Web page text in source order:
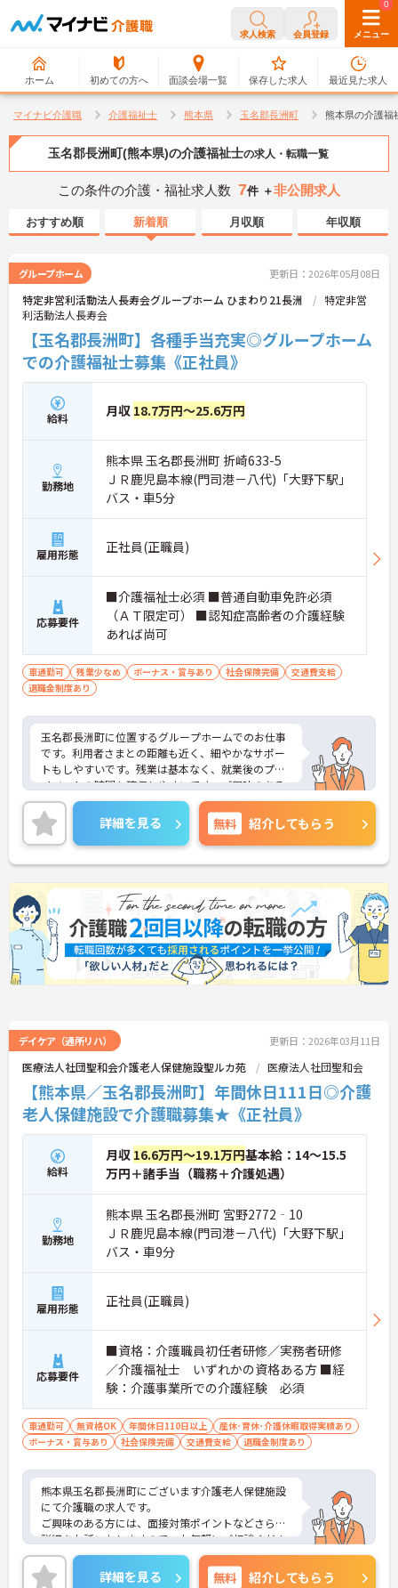
求人検索 会員登録 メニュー
ホーム 初めての方へ 面談会場一覧
0
保存した求人
0
最近見た求人
マイナビ介護職 介護福祉士 熊本県 玉名郡長洲町 熊本県の介護福
玉名郡長洲町(熊本県)の介護福祉士の求人・転職一覧
この条件の介護・福祉求人数 7件 ＋非公開求人
おすすめ順 新着順 月収順 年収順
グループホーム 更新日：2026年05月08日
特定非営利活動法人長寿会グループホーム ひまわり21長洲
特定非営
利活動法人長寿会
【玉名郡長洲町】各種手当充実◎グループホーム
での介護福祉士募集《正社員》
給料 月収 18.7万円～25.6万円
勤務地
熊本県 玉名郡長洲町 折崎633-5
ＪＲ鹿児島本線(門司港－八代)「大野下駅」
バス・車5分
雇用形態 正社員(正職員)
応募要件
■介護福祉士必須 ■普通自動車免許必須
（ＡＴ限定可） ■認知症高齢者の介護経験
あれば尚可
車通勤可 残業少なめ ボーナス・賞与あり 社会保険完備
交通費支給
退職金制度あり
玉名郡長洲町に位置するグループホームでのお仕事
です。利用者さまとの距離も近く、細やかなサポー
トもしやすいです。残業は基本なく、就業後のプラ
イベートの時間も確保しやすいです。ご興味のある
方には、面接対策ポイントなど、さらに詳細をお話
しいたしますのでお気軽にご相談ください！
詳細を見る 無料 紹介してもらう
デイケア（通所リハ） 更新日：2026年03月11日
医療法人社団聖和会介護老人保健施設聖ルカ苑 医療法人社団聖和会
【熊本県／玉名郡長洲町】年間休日111日◎介護
老人保健施設で介護職募集★《正社員》
給料
月収 16.6万円～19.1万円基本給：14～15.5
万円＋諸手当（職務＋介護処遇）
勤務地
熊本県 玉名郡長洲町 宮野2772‐10
ＪＲ鹿児島本線(門司港－八代)「大野下駅」
バス・車9分
雇用形態 正社員(正職員)
応募要件
■資格：介護職員初任者研修／実務者研修
／介護福祉士 いずれかの資格ある方 ■経
験：介護事業所での介護経験 必須
車通勤可 無資格OK 年間休日110日以上
産休･育休･介護休暇取得実績あり
ボーナス・賞与あり
社会保険完備 交通費支給 退職金制度あり
熊本県玉名郡長洲町にございます介護老人保健施設
にて介護職の求人です。
ご興味のある方には、面接対策ポイントなどさらに
詳細をお話いたしますので、お気軽にご相談くださ
い。
詳細を見る 無料 紹介してもらう